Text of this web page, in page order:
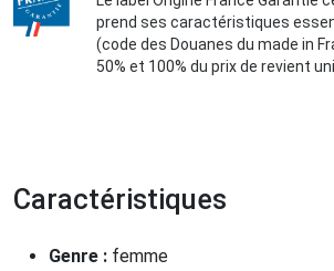
prend ses caractéristiques
(code des Douanes du made in
50% et 100% du prix de revient
Caractéristiques
Genre : femme